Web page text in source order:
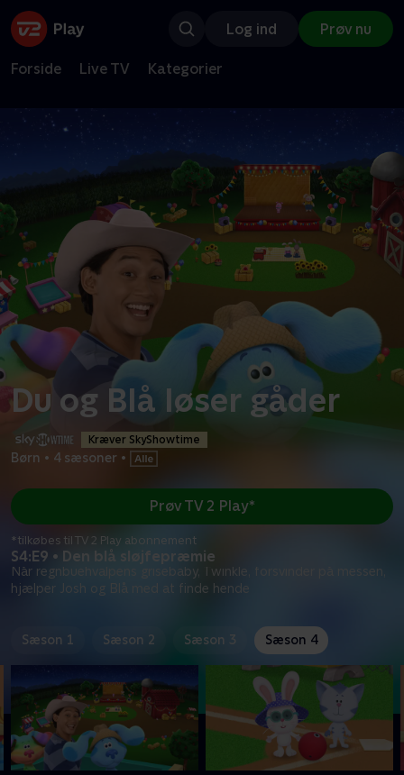
Log ind Prøv nu
Forside Live TV Kategorier
Du og Blå løser gåder
Kræver SkyShowtime
Børn • 4 sæsoner •
S4:E9 • Den blå sløjfepræmie
Når regnbuehvalpens grisebaby, Twinkle, forsvinder på messen,
hjælper Josh og Blå med at finde hende
Prøv TV 2 Play*
*tilkøbes til TV 2 Play abonnement
Sæson 1 Sæson 2 Sæson 3 Sæson 4